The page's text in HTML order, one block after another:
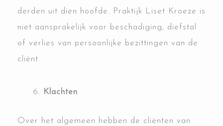
derden uit dien hoofde. Praktijk Liset Kroeze is
niet aansprakelijk voor beschadiging, diefstal
of verlies van persoonlijke bezittingen van de
cliënt.
Klachten
Over het algemeen hebben de cliënten van